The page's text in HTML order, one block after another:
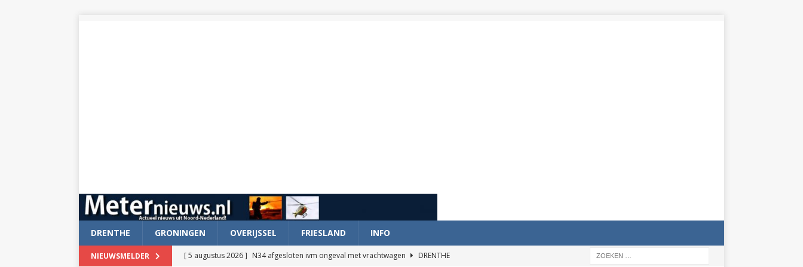
DRENTHE GRONINGEN OVERIJSSEL FRIESLAND INFO
NIEUWSMELDER [ 5 augustus 2026 ] N34 afgesloten ivm ongeval met vrachtwagen
DRENTHE